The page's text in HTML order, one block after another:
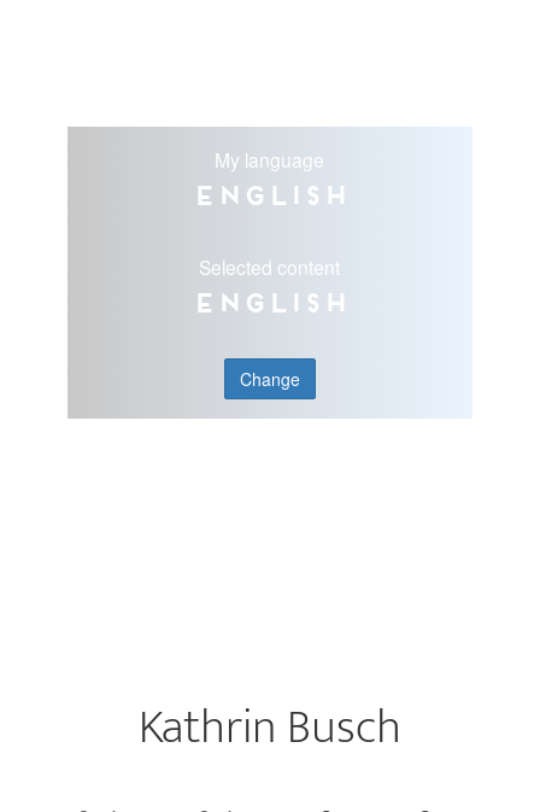
My language
English
Selected content
English
Change
Kathrin Busch